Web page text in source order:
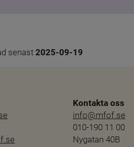
senast 2025-09-19
Kontakta oss
info@mfof.se
010-190 11 00
Nygatan 40B